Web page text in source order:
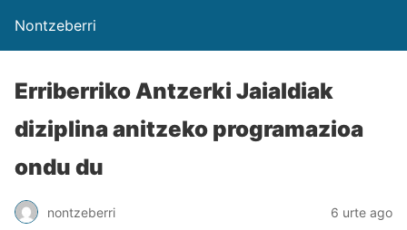
Nontzeberri
Erriberriko Antzerki Jaialdiak
diziplina anitzeko programazioa
ondu du
nontzeberri 6 urte ago